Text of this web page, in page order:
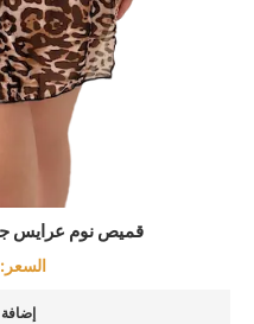
قميص نوم عرايس جديدة